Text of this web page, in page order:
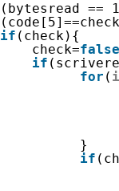
if
check=false
if
for (
}
if